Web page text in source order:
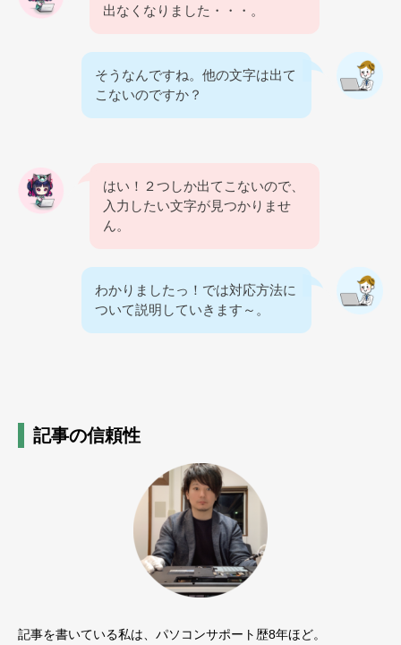
出なくなりました・・・。
そうなんですね。他の文字は出て
こないのですか？
はい！２つしか出てこないので、
入力したい文字が見つかりませ
ん。
わかりましたっ！では対応方法に
ついて説明していきます～。
記事の信頼性
記事を書いている私は、パソコンサポート歴8年ほど。